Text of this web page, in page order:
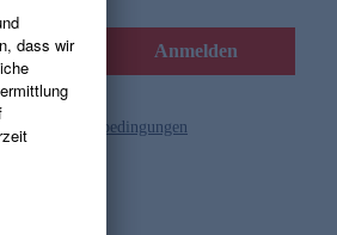
Anmelden
die Gutscheinbedingungen